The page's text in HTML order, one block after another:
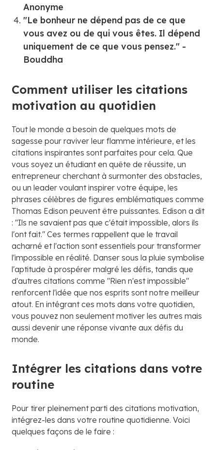
Anonyme
"Le bonheur ne dépend pas de ce que
vous avez ou de qui vous êtes. Il dépend
uniquement de ce que vous pensez." -
Bouddha
Comment utiliser les citations
motivation au quotidien
Tout le monde a besoin de quelques mots de
sagesse pour raviver leur flamme intérieure, et les
citations inspirantes sont parfaites pour cela. Que
vous soyez un étudiant en quête de réussite, un
entrepreneur cherchant à surmonter des obstacles,
ou un leader voulant inspirer votre équipe, les
phrases célèbres de figures emblématiques comme
Thomas Edison peuvent être puissantes. Edison a dit
: "Ils ne savaient pas que c'était impossible, alors ils
l'ont fait." Ces termes rappellent que le travail
acharné et l'action sont essentiels pour transformer
l'impossible en réalité. Danser sous la pluie symbolise
l'aptitude à prospérer malgré les défis, tandis que
d'autres citations comme "Rien n'est impossible"
renforcent l'idée que nos esprits sont notre meilleur
atout. En intégrant ces mots dans votre quotidien,
vous pouvez non seulement motiver les autres mais
aussi devenir une réponse vivante aux défis du
monde.
Intégrer les citations dans votre
routine
Pour tirer pleinement parti des citations motivation,
intégrez-les dans votre routine quotidienne. Voici
quelques façons de le faire :